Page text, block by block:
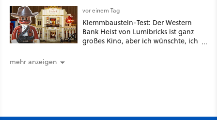
vor einem Tag
Klemmbaustein-Test: Der Western
Bank Heist von Lumibricks ist ganz
großes Kino, aber ich wünschte, ich
mehr anzeigen